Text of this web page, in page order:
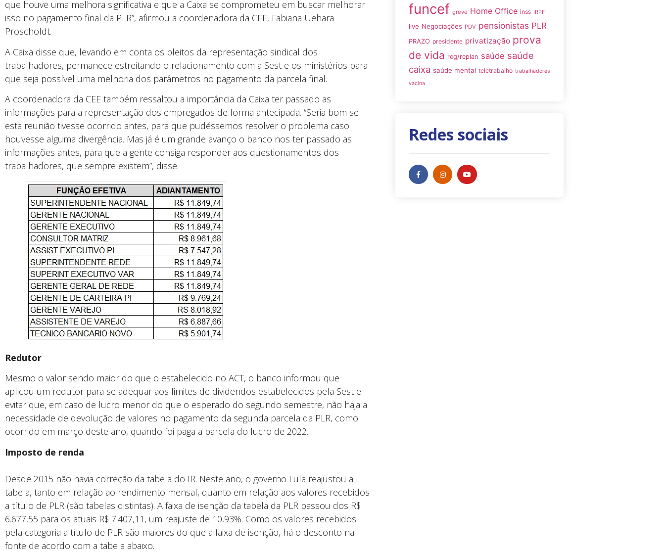
que houve uma melhora significativa e que a Caixa se comprometeu em buscar melhorar
isso no pagamento final da PLR”, afirmou a coordenadora da CEE, Fabiana Uehara
Proscholdt.
A Caixa disse que, levando em conta os pleitos da representação sindical dos
trabalhadores, permanece estreitando o relacionamento com a Sest e os ministérios para
que seja possível uma melhoria dos parâmetros no pagamento da parcela final.
A coordenadora da CEE também ressaltou a importância da Caixa ter passado as
informações para a representação dos empregados de forma antecipada. “Seria bom se
esta reunião tivesse ocorrido antes, para que pudéssemos resolver o problema caso
houvesse alguma divergência. Mas já é um grande avanço o banco nos ter passado as
informações antes, para que a gente consiga responder aos questionamentos dos
trabalhadores, que sempre existem”, disse.
Redutor
Mesmo o valor sendo maior do que o estabelecido no ACT, o banco informou que
aplicou um redutor para se adequar aos limites de dividendos estabelecidos pela Sest e
evitar que, em caso de lucro menor do que o esperado do segundo semestre, não haja a
necessidade de devolução de valores no pagamento da segunda parcela da PLR, como
ocorrido em março deste ano, quando foi paga a parcela do lucro de 2022.
Imposto de renda
Desde 2015 não havia correção da tabela do IR. Neste ano, o governo Lula reajustou a
tabela, tanto em relação ao rendimento mensal, quanto em relação aos valores recebidos
a título de PLR (são tabelas distintas). A faixa de isenção da tabela da PLR passou dos R$
6.677,55 para os atuais R$ 7.407,11, um reajuste de 10,93%. Como os valores recebidos
pela categoria a título de PLR são maiores do que a faixa de isenção, há o desconto na
fonte de acordo com a tabela abaixo.
funcef greve Home Office inss IRPF
live Negociações PDV pensionistas PLR
PRAZO presidente privatização prova
de vida reg/replan saúde saúde
caixa saúde mental teletrabalho trabalhadores
vacina
Redes sociais